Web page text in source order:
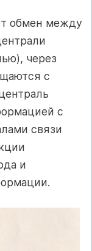
обмен между
через
с
с
связи
и